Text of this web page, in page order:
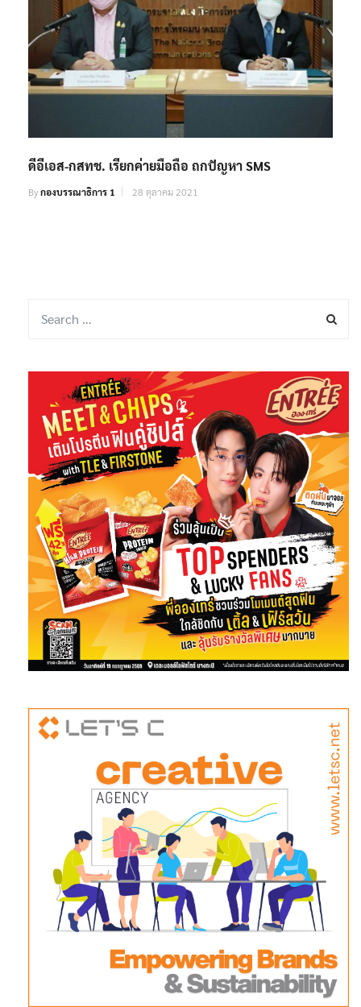
ดีอีเอส-กสทช. เรียกค่ายมือถือ ถกปัญหา SMS
Byกองบรรณาธิการ 1 28 ตุลาคม 2021